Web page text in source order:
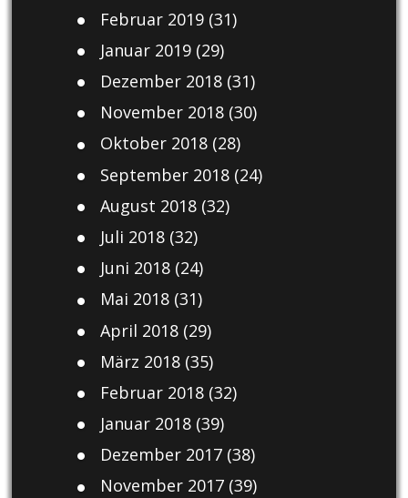
Februar 2019(31)
Januar 2019(29)
Dezember 2018(31)
November 2018(30)
Oktober 2018(28)
September 2018(24)
August 2018(32)
Juli 2018(32)
Juni 2018(24)
Mai 2018(31)
April 2018(29)
März 2018(35)
Februar 2018(32)
Januar 2018(39)
Dezember 2017(38)
November 2017(39)